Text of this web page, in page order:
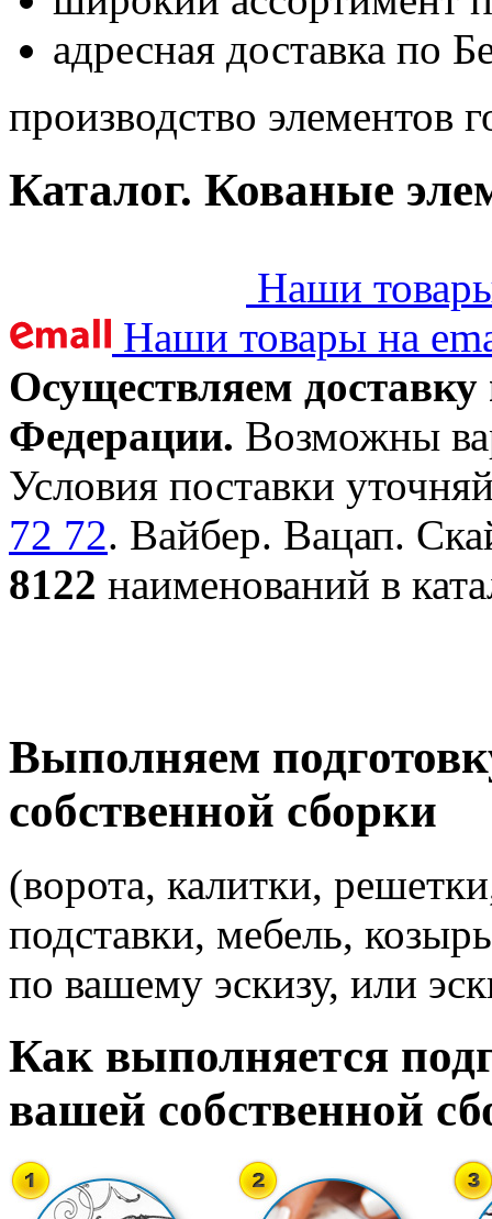
адресная доставка по
производство элементов
Каталог. Кованые
Наши
Наши товары на
Осуществляем
Федерации. Возможны
Условия поставки
72 72. Вайбер. Вацап.
8122 наименований в
Выполняем
собственной сборки
(ворота, калитки,
подставки, мебель,
по вашему эскизу, или
Как выполняется
вашей собственной